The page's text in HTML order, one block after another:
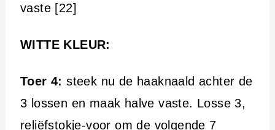
vaste [22]
WITTE KLEUR:
Toer 4: steek nu de haaknaald achter de
3 lossen en maak halve vaste. Losse 3,
reliëfstokje-voor om de volgende 7